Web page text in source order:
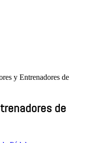
y Entrenadores de
de